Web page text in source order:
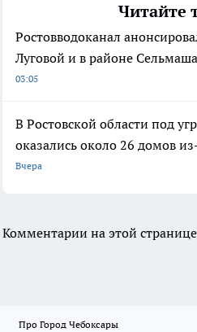
Читайте
Ростовводоканал
Луговой и в районе Сельмаша
03:05
В Ростовской области под
оказались около 26 домов
Вчера
Комментарии на этой
Про Город Чебоксары